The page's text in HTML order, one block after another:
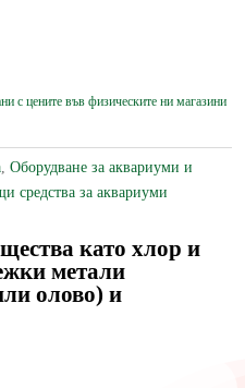
, Оборудване за аквариуми и
средства за аквариуми
като хлор и
метали
олово) и